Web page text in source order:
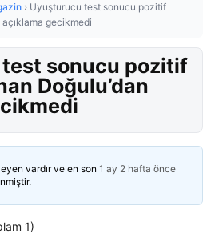
› Uyuşturucu test sonucu pozitif
açıklama gecikmedi
sonucu pozitif
Doğulu’dan
vardır ve en son 1 ay 2 hafta önce
1)